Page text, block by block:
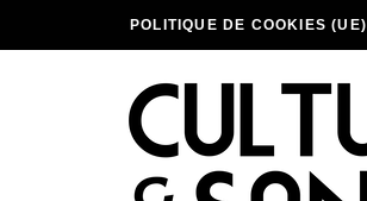
POLITIQUE DE COOKIES (UE)